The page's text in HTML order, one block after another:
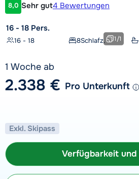
Kundenbewertung
8,0 Sehr gut4 Bewertungen
16 - 18 Pers.
16 - 18 8Schlafz. 1/1
1 Woche ab
2.338 € Pro Unterkunft
Exkl. Skipass
Verfügbarkeit und